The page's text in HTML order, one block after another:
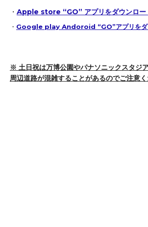
・ Apple store “GO” アプリをダウンロー
・ Google play Andoroid “GO”アプリをダ
※ 土日祝は万博公園やパナソニックスタジ
周辺道路が混雑することがあるのでご注意く